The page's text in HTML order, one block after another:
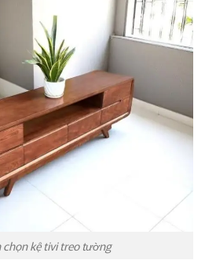
chọn kệ tivi treo tường